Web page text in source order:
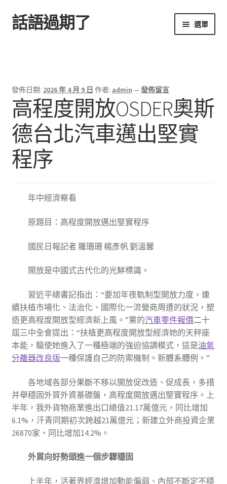
跳
至
跳
至
話語過期了 選單
發佈日期: 2026 年 4 月 9 日 作者: admin —發佈留言
高程度開放OSDER奧斯
德台北汽車邁出堅實
程序
年中經濟察看
原題目：高程度開放邁出堅實程序
國民日報記者 羅珊珊 楊彥帆 劉溫馨
開放是中國式古代化的光鮮標識。
習近平總書記指出：“要加年夜軌制型開放力度，連
續扶植市場化、法治化、國際化一流營商周遭的狀況，塑
造更高程度開放型經濟新上風。”黨的汽車零件報價二十
屆三中全會提出：“扶植更高程度開放型經濟她的天秤座
本能，驅使她進入了一種極端的強迫協調模式，這是油氣
分離器改良版一種保護自己的防禦機制。新體系體例。”
各地域各部分果斷不移以開放促改造、促成長，多措
并舉穩固外貿外資基礎盤，高程度開放邁出堅實程序。上
半年，我外貨物商業進出口總值21.17萬億元，同比增加
6.1%，汗青同期初次跨越21萬億元；新建立外商投資企業
26870家，同比增加14.2%。
外貿向好勢頭進一個步驟穩固
上半年，活著界經濟增加動能偏弱、內部不斷定不穩